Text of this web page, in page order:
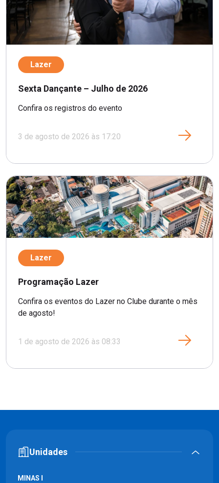
Lazer
Sexta Dançante – Julho de 2026
Confira os registros do evento
3 de agosto de 2026 às 17:20
Lazer
Programação Lazer
Confira os eventos do Lazer no Clube durante o mês
de agosto!
1 de agosto de 2026 às 08:33
Unidades
MINAS I